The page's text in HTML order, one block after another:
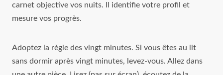
carnet objective vos nuits. Il identifie votre profil et
mesure vos progrès.
Adoptez la règle des vingt minutes. Si vous êtes au lit
sans dormir après vingt minutes, levez-vous. Allez dans